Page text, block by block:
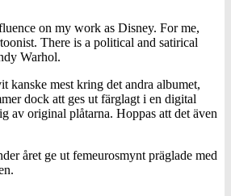
on my work as Disney. For me,
There is a political and satirical
Warhol.
kanske mest kring det andra albumet,
dock att ges ut färglagt i en digital
av original plåtarna. Hoppas att det även
året ge ut femeurosmynt präglade med